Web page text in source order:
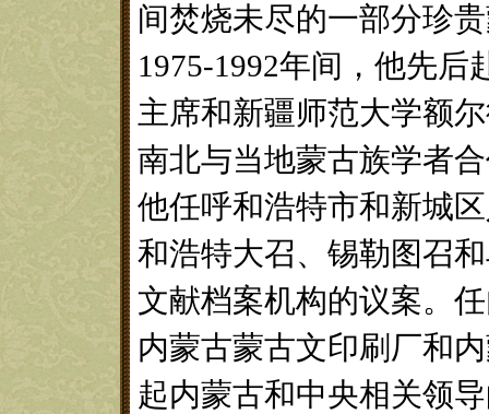
间焚烧未尽的一部分珍
1975-1992年间，他先
主席和新疆师范大学额
南北与当地蒙古族学者
他任呼和浩特市和新城
和浩特大召、锡勒图召
文献档案机构的议案。
内蒙古蒙古文印刷厂和
起内蒙古和中央相关领